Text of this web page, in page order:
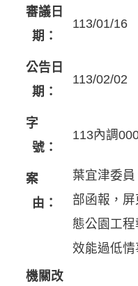
審議日
期：
113/01/16
公告日
期：
113/02/02
字
號：
113內調
案
由：
葉宜津委
部函報，
態公園工
效能過低情
機關改